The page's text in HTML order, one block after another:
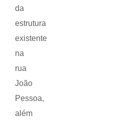
da
estrutura
existente
na
rua
João
Pessoa,
além